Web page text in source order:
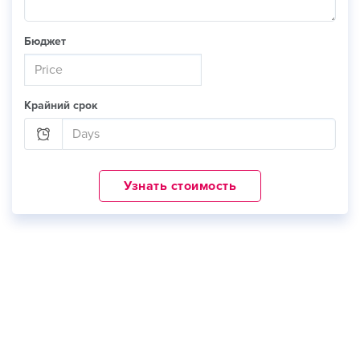
Бюджет
Крайний срок
Узнать стоимость